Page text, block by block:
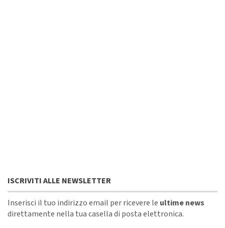
ISCRIVITI ALLE NEWSLETTER
Inserisci il tuo indirizzo email per ricevere le ultime news
direttamente nella tua casella di posta elettronica.